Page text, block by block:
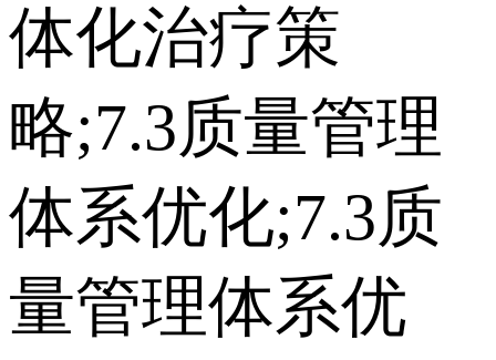
体化治疗策
略;7.3质量管理
体系优化;7.3质
量管理体系优